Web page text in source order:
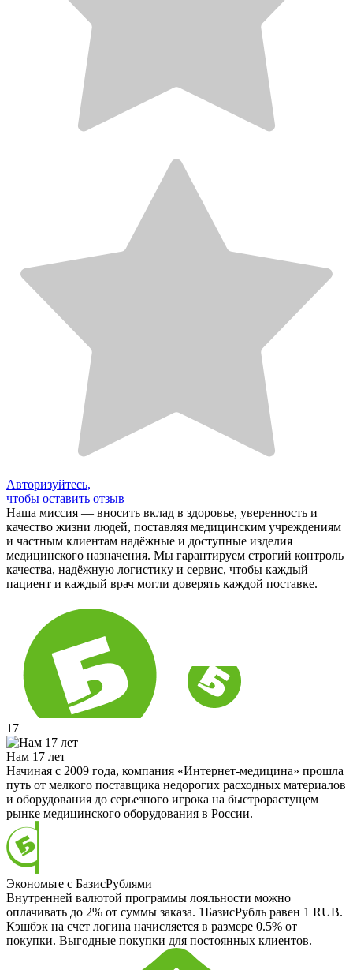
Авторизуйтесь,
чтобы оставить отзыв
Наша миссия — вносить вклад в здоровье, уверенность и
качество жизни людей, поставляя медицинским учреждениям
и частным клиентам надёжные и доступные изделия
медицинского назначения. Мы гарантируем строгий контроль
качества, надёжную логистику и сервис, чтобы каждый
пациент и каждый врач могли доверять каждой поставке.
17
Нам 17 лет
Начиная с 2009 года, компания «Интернет-медицина» прошла
путь от мелкого поставщика недорогих расходных материалов
и оборудования до серьезного игрока на быстрорастущем
рынке медицинского оборудования в России.
Экономьте с БазисРублями
Внутренней валютой программы лояльности можно
оплачивать до 2% от суммы заказа. 1БазисРубль равен 1 RUB.
Кэшбэк на счет логина начисляется в размере 0.5% от
покупки. Выгодные покупки для постоянных клиентов.